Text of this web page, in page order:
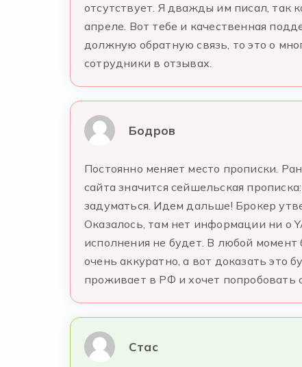
отсутствует. Я дважды им писал, так
апреле. Вот тебе и качественная
должную обратную связь, то это о
сотрудники в отзывах.
Бодров
Постоянно меняет место прописки.
сайта значится сейшельская
задуматься. Идем дальше! Брокер
Оказалось, там нет информации ни о
исполнения не будет. В любой
очень аккуратно, а вот доказать это
проживает в РФ и хочет попробовать
Стас